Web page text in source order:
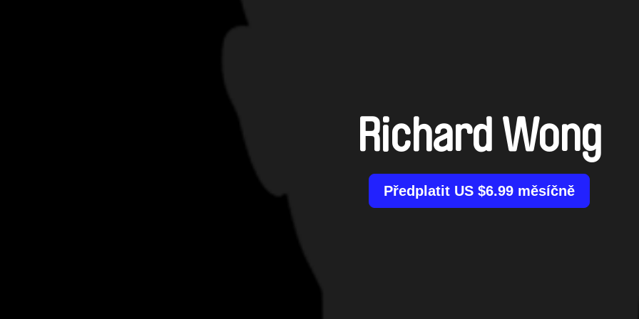
Richard Wong
Předplatit US $6.99 měsíčně